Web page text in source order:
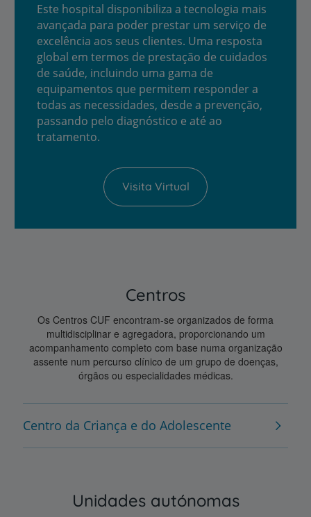
Este hospital disponibiliza a tecnologia mais
avançada para poder prestar um serviço de
excelência aos seus clientes. Uma resposta
global em termos de prestação de cuidados
de saúde, incluindo uma gama de
equipamentos que permitem responder a
todas as necessidades, desde a prevenção,
passando pelo diagnóstico e até ao
tratamento.
Visita Virtual
Centros
Os Centros CUF encontram-se organizados de forma
multidisciplinar e agregadora, proporcionando um
acompanhamento completo com base numa organização
assente num percurso clínico de um grupo de doenças,
órgãos ou especialidades médicas.
Centro da Criança e do Adolescente
Unidades autónomas